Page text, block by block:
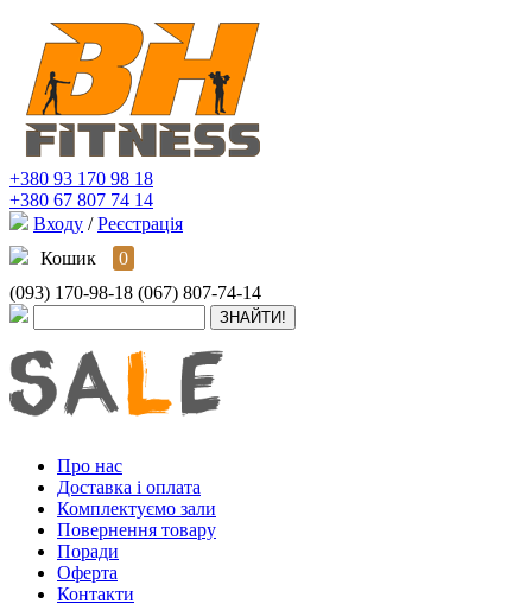
+380 93 170 98 18
+380 67 807 74 14
Входу / Реєстрація
Кошик
0
(093) 170-98-18 (067) 807-74-14
Про нас
Доставка і оплата
Комплектуємо зали
Повернення товару
Поради
Оферта
Контакти